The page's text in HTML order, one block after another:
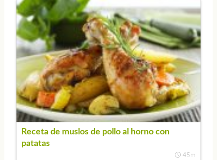
Receta de muslos de pollo al horno con
patatas
45m